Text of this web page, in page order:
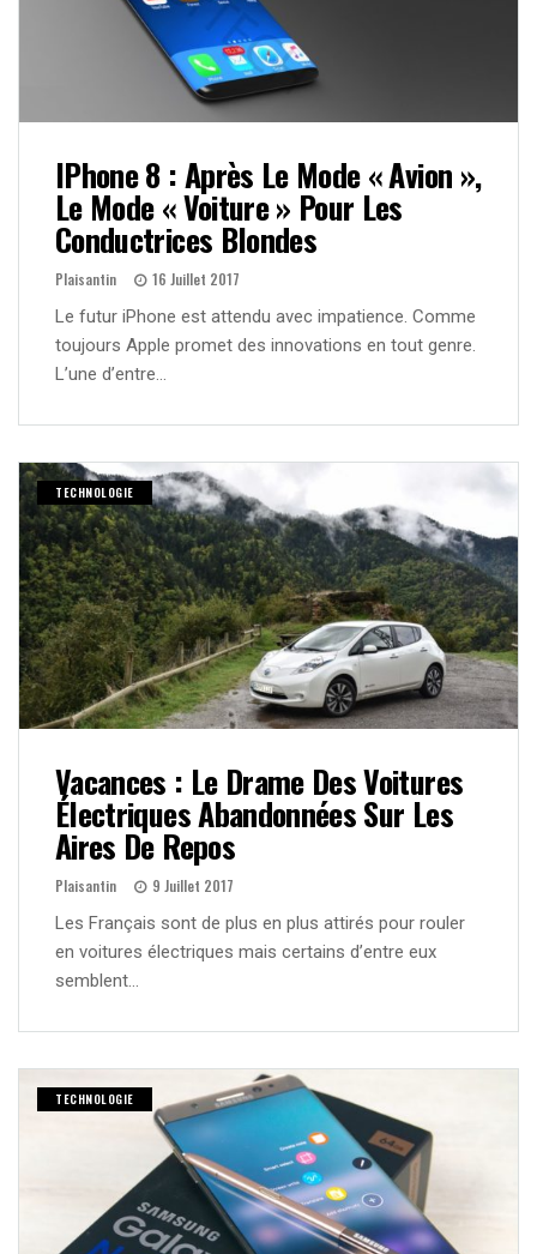
IPhone 8 : Après Le Mode « Avion »,
Le Mode « Voiture » Pour Les
Conductrices Blondes
Plaisantin 16 Juillet 2017
Le futur iPhone est attendu avec impatience. Comme
toujours Apple promet des innovations en tout genre.
L’une d’entre…
TECHNOLOGIE
Vacances : Le Drame Des Voitures
Électriques Abandonnées Sur Les
Aires De Repos
Plaisantin 9 Juillet 2017
Les Français sont de plus en plus attirés pour rouler
en voitures électriques mais certains d’entre eux
semblent…
TECHNOLOGIE